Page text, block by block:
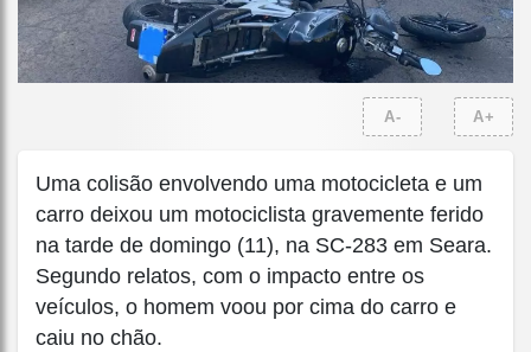
A- A+
Uma colisão envolvendo uma motocicleta e um
carro deixou um motociclista gravemente ferido
na tarde de domingo (11), na SC-283 em Seara.
Segundo relatos, com o impacto entre os
veículos, o homem voou por cima do carro e
caiu no chão.